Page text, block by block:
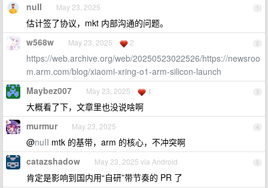
1
nuII May 23, 2025
估计签了协议，mkt 内部沟通的问题。
2
w568w May 23, 2025 2
https://web.archive.org/web/20250523022526/https://newsroo
m.arm.com/blog/xiaomi-xring-o1-arm-silicon-launch
3
Maybez007 May 23, 2025 1
大概看了下，文章里也没说啥啊
4
murmur May 23, 2025
@nuII mtk 的基带，arm 的核心，不冲突啊
5
catazshadow May 23, 2025 via Android
肯定是影响到国内用“自研”带节奏的 PR 了